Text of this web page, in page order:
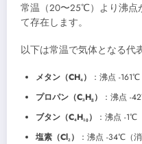
常温（20〜25℃）より沸点
て存在します。
以下は常温で気体となる代
メタン（CH₄）
：沸点 -
プロパン（C₃H₈）
：沸点 -
ブタン（C₄H₁₀）
：沸点 -1℃
塩素（Cl₂）
：沸点 -34℃（